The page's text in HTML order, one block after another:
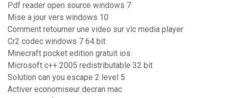
Pdf reader open source windows 7
Mise a jour vers windows 10
Comment retourner une video sur vlc media player
Cr2 codec windows 7 64 bit
Minecraft pocket edition gratuit ios
Microsoft c++ 2005 redistributable 32 bit
Solution can you escape 2 level 5
Activer economiseur decran mac